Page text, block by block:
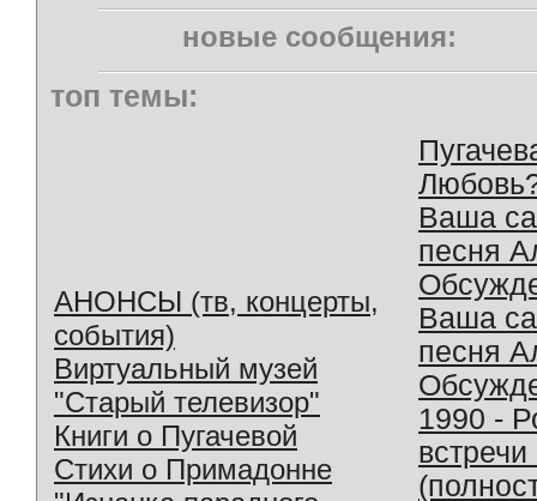
новые сообщения:
топ темы:
АНОНСЫ (тв, концерты,
события)
Виртуальный музей
"Старый телевизор"
Книги о Пугачевой
Стихи о Примадонне
Ваша
песня
Ваша
песня
1990 -